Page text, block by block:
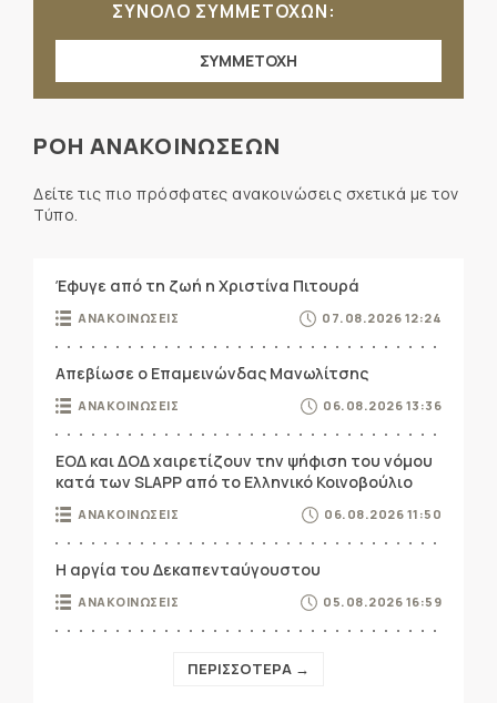
ΣΥΝΟΛΟ ΣΥΜΜΕΤΟΧΩΝ:
ΣΥΜΜΕΤΟΧΗ
ΡΟΗ ΑΝΑΚΟΙΝΩΣΕΩΝ
Δείτε τις πιο πρόσφατες ανακοινώσεις σχετικά με τον
Τύπο.
Έφυγε από τη ζωή η Χριστίνα Πιτουρά
ΑΝΑΚΟΙΝΩΣΕΙΣ 07.08.2026 12:24
Απεβίωσε ο Επαμεινώνδας Μανωλίτσης
ΑΝΑΚΟΙΝΩΣΕΙΣ 06.08.2026 13:36
ΕΟΔ και ΔΟΔ χαιρετίζουν την ψήφιση του νόμου
κατά των SLAPP από το Ελληνικό Κοινοβούλιο
ΑΝΑΚΟΙΝΩΣΕΙΣ 06.08.2026 11:50
Η αργία του Δεκαπενταύγουστου
ΑΝΑΚΟΙΝΩΣΕΙΣ 05.08.2026 16:59
ΠΕΡΙΣΣΟΤΕΡΑ →